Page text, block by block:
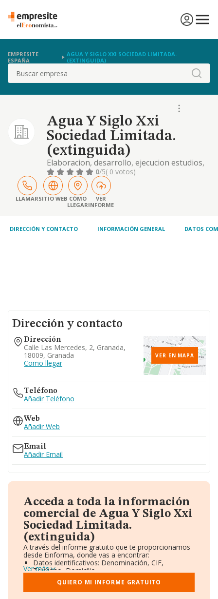
EMPRESITE
ESPAÑA
AGUA Y SIGLO XXI SOCIEDAD LIMITADA.
(EXTINGUIDA)
Buscar
Agua Y Siglo Xxi
Sociedad Limitada.
(extinguida)
Elaboracion, desarrollo, ejecucion estudios,
analisis, informes, dictamenes, proyectos en
ambitos de la tecnica, la empresa, la
industria. imparticion cursos, programas,
conferencias, seminarios, desarrollo
actividades f
0/5( 0 votos)
LLAMARSITIO WEB CÓMO
LLEGAR
VER
INFORME
DIRECCIÓN Y CONTACTO INFORMACIÓN GENERAL DATOS
Dirección y contacto
Dirección
Calle Las Mercedes, 2, Granada,
18009, Granada
Como llegar
VER EN MAPA
Teléfono
Añadir Teléfono
Web
Añadir Web
Email
Añadir Email
Acceda a toda la información
comercial de Agua Y Siglo Xxi
Sociedad Limitada.
(extinguida)
A través del informe gratuito que te proporcionamos
desde Einforma, donde vas a encontrar:
Datos identificativos: Denominación, CIF,
Teléfono, Domicilio.
Informe Mercantil Completo (BORME).
Gráficos de Evolución Ventas y Empleados.
Consejo de Administración y Administradores.
Ver más
QUIERO MI INFORME GRATUITO